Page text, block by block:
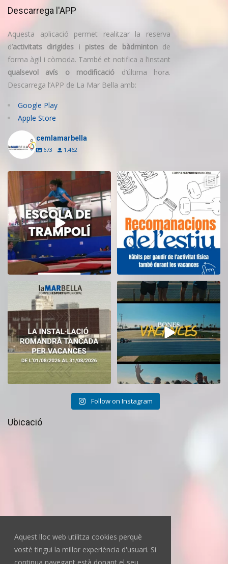
Aquest lloc web utilitza cookies perquè
vostè tingui la millor experiència d'usuari. Si
Descarrega l'APP
Aquesta aplicació permet realitzar la reserva
d’activitats dirigides i pistes de bàdmintonde
forma àgil i còmoda. També et notifica a l’instant
qualsevol avís o modificació d’última hora.
Descarrega l’APP de La Mar Bella amb:
Google Play
Apple Store
cemlamarbella
673 1.462
Inscriu-te a l’Escola de Trampolí
del CEM
13 0
Aquest estiu, continua movent-te
i cuidant-te! ...
5 0
El CEM La Mar Bella romandrà
tancat durant el...
11
Tanquem una nova temporada al
CEM La Mar Bella. ...
Follow on Instagram
Ubicació